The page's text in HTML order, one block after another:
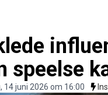
speelse
14 juni 2026 om 16:00